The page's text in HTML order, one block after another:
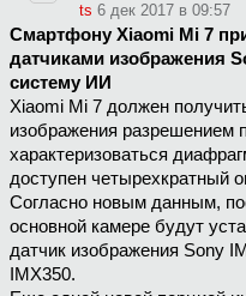
ts 6 дек 2017 в 09:57
Смартфону Xiaomi Mi 7
датчиками изображения
систему ИИ
Xiaomi Mi 7 должен
изображения разрешением
характеризоваться
доступен четырехкратный
Согласно новым данным,
основной камере будут
датчик изображения Sony
IMX350.